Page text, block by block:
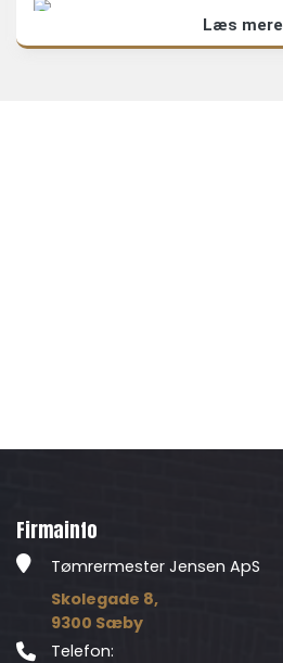
Læs mere
Firmainfo
Tømrermester Jensen ApS
Skolegade 8,
9300 Sæby
Telefon: